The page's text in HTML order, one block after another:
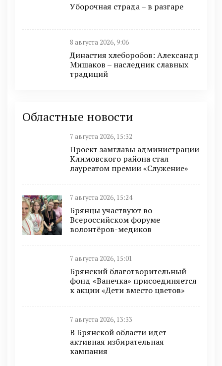
Уборочная страда – в разгаре
8 августа 2026, 9:06
Династия хлеборобов: Александр
Мишаков – наследник славных
традиций
Областные новости
7 августа 2026, 15:32
Проект замглавы администрации
Климовского района стал
лауреатом премии «Служение»
7 августа 2026, 15:24
Брянцы участвуют во
Всероссийском форуме
волонтёров-медиков
7 августа 2026, 15:01
Брянский благотворительный
фонд «Ванечка» присоединяется
к акции «Дети вместо цветов»
7 августа 2026, 13:33
В Брянской области идет
активная избирательная
кампания